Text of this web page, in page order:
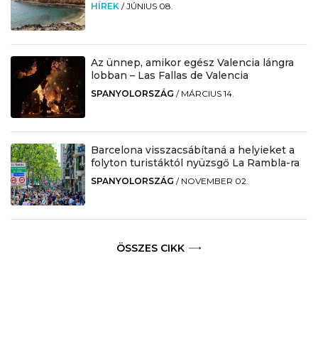
HÍREK /JÚNIUS 08.
Az ünnep, amikor egész Valencia lángra
lobban – Las Fallas de Valencia
SPANYOLORSZÁG / MÁRCIUS 14.
Barcelona visszacsábítaná a helyieket a
folyton turistáktól nyüzsgő La Rambla-ra
SPANYOLORSZÁG / NOVEMBER 02.
ÖSSZES CIKK